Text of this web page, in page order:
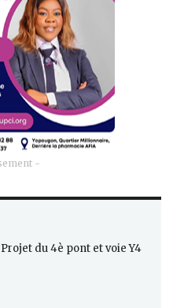
-
du 4è pont et voie Y4